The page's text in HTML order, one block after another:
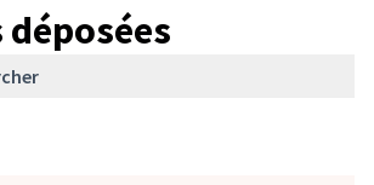
déposées